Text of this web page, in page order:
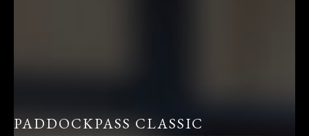
PADDOCKPASS CLASSIC